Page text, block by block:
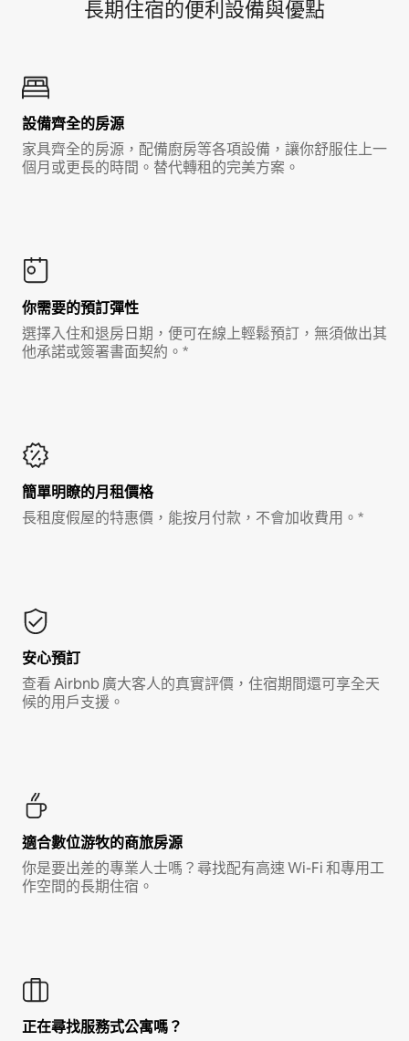
長期住宿的便利設備與優點
設備齊全的房源
家具齊全的房源，配備廚房等各項設備，讓你舒服住上一
個月或更長的時間。替代轉租的完美方案。
你需要的預訂彈性
選擇入住和退房日期，便可在線上輕鬆預訂，無須做出其
他承諾或簽署書面契約。*
簡單明瞭的月租價格
長租度假屋的特惠價，能按月付款，不會加收費用。*
安心預訂
查看 Airbnb 廣大客人的真實評價，住宿期間還可享全天
候的用戶支援。
適合數位游牧的商旅房源
你是要出差的專業人士嗎？尋找配有高速 Wi-Fi 和專用工
作空間的長期住宿。
正在尋找服務式公寓嗎？